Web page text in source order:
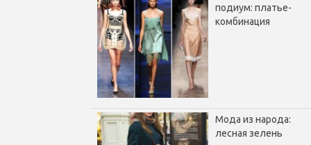
подиум: платье-
комбинация
Мода из народа:
лесная зелень